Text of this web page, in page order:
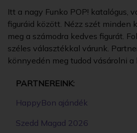
Itt a nagy Funko POP! katalógus,
figuráid között. Nézz szét minden
meg a számodra kedves figurát.
széles választékkal várunk.
könnyedén meg tudod vásárolni a
PARTNEREINK:
HappyBon ajándék
Szedd Magad 2026